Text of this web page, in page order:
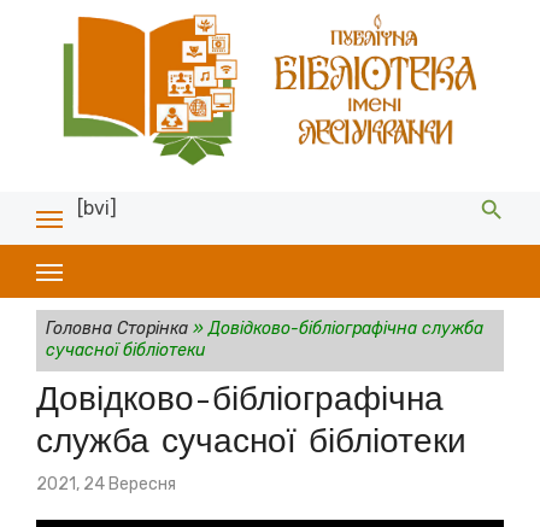
[bvi]
Головна Сторінка»Довідково-бібліографічна служба
сучасної бібліотеки
Довідково-бібліографічна
служба сучасної бібліотеки
Posted
2021, 24 Вересня